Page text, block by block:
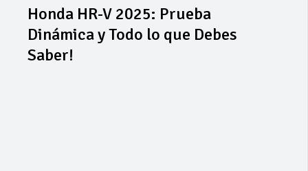
Honda HR-V 2025: Prueba
Dinámica y Todo lo que Debes
Saber!